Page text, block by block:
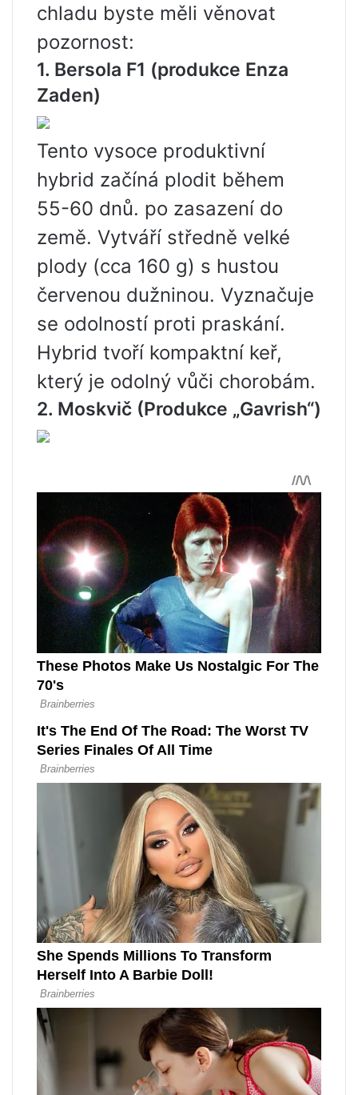
chladu byste měli věnovat
pozornost:
1. Bersola F1 (produkce Enza
Zaden)
Tento vysoce produktivní
hybrid začíná plodit během
55-60 dnů. po zasazení do
země. Vytváří středně velké
plody (cca 160 g) s hustou
červenou dužninou. Vyznačuje
se odolností proti praskání.
Hybrid tvoří kompaktní keř,
který je odolný vůči chorobám.
2. Moskvič (Produkce „Gavrish“)